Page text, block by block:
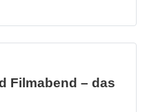
Filmabend – das